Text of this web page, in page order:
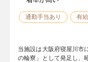
通勤手当あり 有
当施設は大阪府寝屋川市
の輪寮」として発足し、